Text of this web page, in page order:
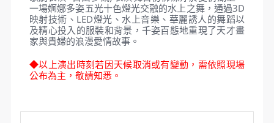
以泰迪熊來展示世界各國的風情。
✦浪漫滿分~貢多拉遊船(四人一艘)乘坐在貢多拉義式
小船中，徜徉於威尼斯運河上，沿途欣賞繽紛浪漫多
彩的河岸風光，偶爾耳畔傳來即興的歌劇聲，街道微
景水天交接，散發著絲絲入扣的美好。
✦越南精粹～大型史詩實景劇場(20:15 – 21:00/自行